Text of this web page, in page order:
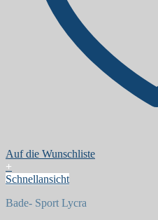
Auf die Wunschliste
+
Schnellansicht
Bade- Sport Lycra